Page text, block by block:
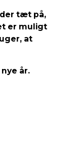
tæt på,
er muligt
at
år.